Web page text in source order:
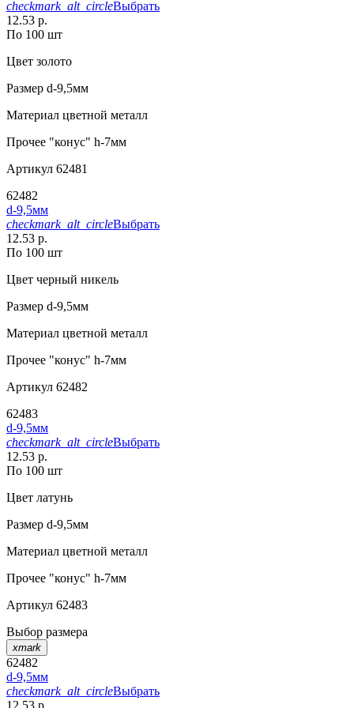
checkmark_alt_circleВыбрать
12.53 р.
По 100 шт
Цвет золото
Размер d-9,5мм
Материал цветной металл
Прочее "конус" h-7мм
Артикул 62481
62482
d-9,5мм
checkmark_alt_circleВыбрать
12.53 р.
По 100 шт
Цвет черный никель
Размер d-9,5мм
Материал цветной металл
Прочее "конус" h-7мм
Артикул 62482
62483
d-9,5мм
checkmark_alt_circleВыбрать
12.53 р.
По 100 шт
Цвет латунь
Размер d-9,5мм
Материал цветной металл
Прочее "конус" h-7мм
Артикул 62483
Выбор размера
xmark
62482
d-9,5мм
checkmark_alt_circleВыбрать
12.53 р.